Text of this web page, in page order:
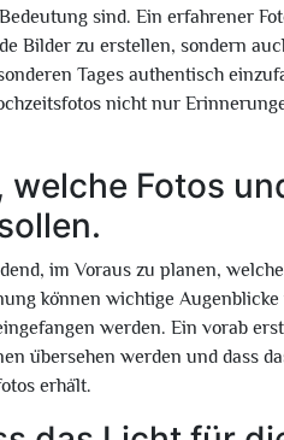
sind. Ein erfahrener
Bilder zu erstellen, sondern
Tages authentisch
nicht nur
welche Fotos
im Voraus zu planen,
können wichtige
werden. Ein vorab
übersehen werden und dass
erhält.